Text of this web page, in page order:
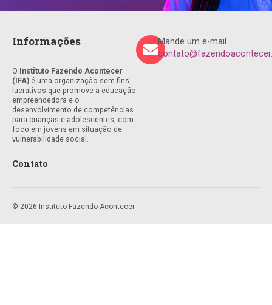
Informações
O Instituto Fazendo Acontecer
(IFA) é uma organização sem fins
lucrativos que promove a educação
empreendedora e o
desenvolvimento de competências
para crianças e adolescentes, com
foco em jovens em situação de
vulnerabilidade social.
Contato
Mande um e-mail
© 2026 Instituto Fazendo Acontecer